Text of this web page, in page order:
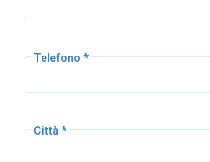
Telefono *
Città *